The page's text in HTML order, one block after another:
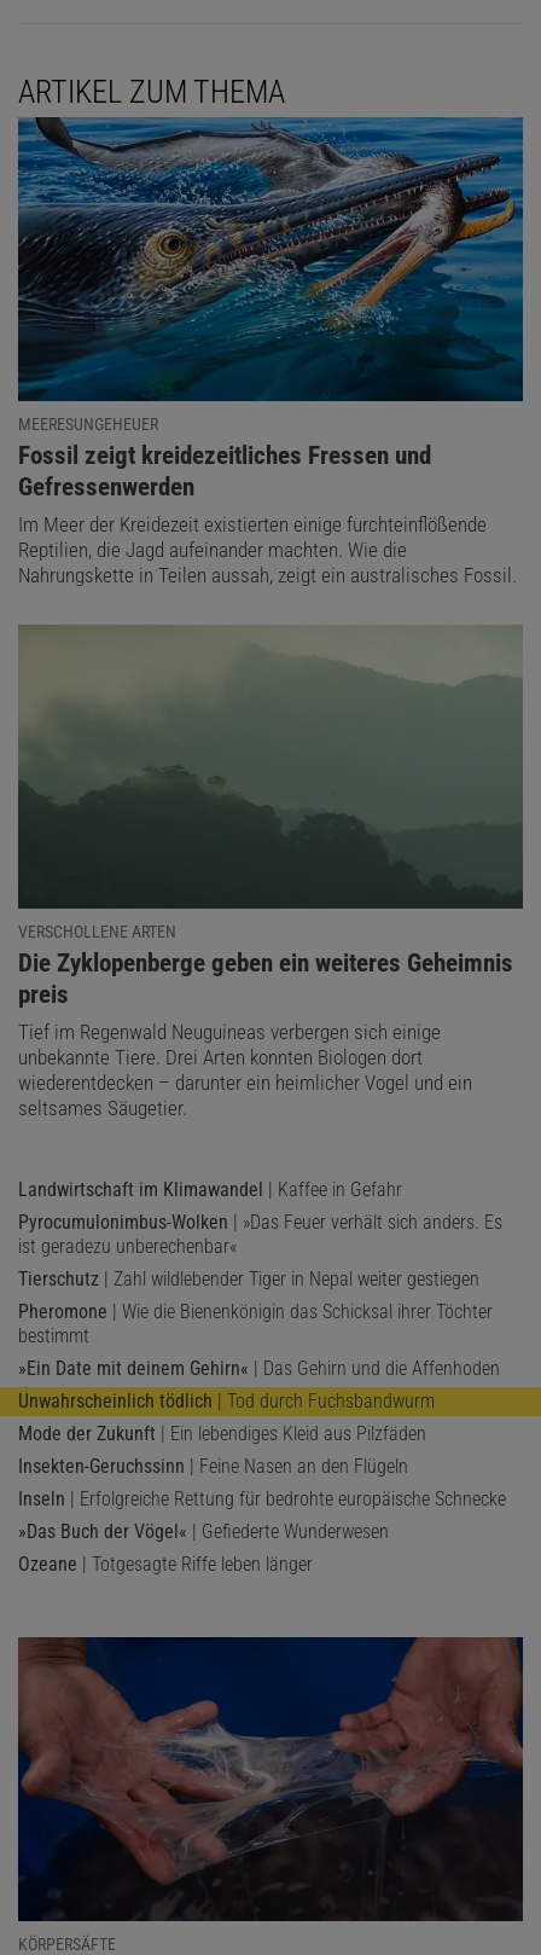
ARTIKEL ZUM THEMA
MEERESUNGEHEUER
:
Fossil zeigt kreidezeitliches Fressen und
Gefressenwerden
Im Meer der Kreidezeit existierten einige furchteinflößende
Reptilien, die Jagd aufeinander machten. Wie die
Nahrungskette in Teilen aussah, zeigt ein australisches Fossil.
VERSCHOLLENE ARTEN
:
Die Zyklopenberge geben ein weiteres Geheimnis
preis
Tief im Regenwald Neuguineas verbergen sich einige
unbekannte Tiere. Drei Arten konnten Biologen dort
wiederentdecken – darunter ein heimlicher Vogel und ein
seltsames Säugetier.
Landwirtschaft im Klimawandel | Kaffee in Gefahr
Pyrocumulonimbus-Wolken | »Das Feuer verhält sich anders. Es
ist geradezu unberechenbar«
Tierschutz | Zahl wildlebender Tiger in Nepal weiter gestiegen
Pheromone | Wie die Bienenkönigin das Schicksal ihrer Töchter
bestimmt
»Ein Date mit deinem Gehirn« | Das Gehirn und die Affenhoden
Unwahrscheinlich tödlich | Tod durch Fuchsbandwurm
Mode der Zukunft | Ein lebendiges Kleid aus Pilzfäden
Insekten-Geruchssinn | Feine Nasen an den Flügeln
Inseln | Erfolgreiche Rettung für bedrohte europäische Schnecke
»Das Buch der Vögel« | Gefiederte Wunderwesen
Ozeane | Totgesagte Riffe leben länger
KÖRPERSÄFTE